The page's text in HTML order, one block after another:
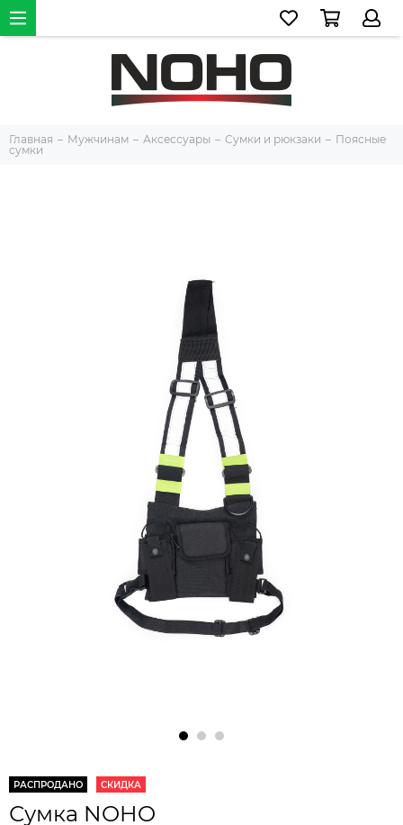
Главная Мужчинам Аксессуары Сумки и рюкзаки
Поясные
сумки
РАСПРОДАНО СКИДКА
Сумка NOHO